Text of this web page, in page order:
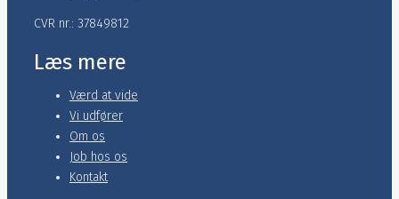
CVR nr.: 37849812
Læs mere
Værd at vide
Vi udfører
Om os
Job hos os
Kontakt